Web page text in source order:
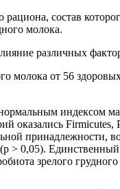
состав
молока.
различных
молока от 56
индексом
Firmicutes,
принадлежности,
> 0,05).
зрелого